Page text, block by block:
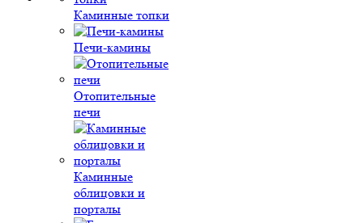
Каминные топки
Печи-камины
Отопительные
печи
Каминные
облицовки и
порталы